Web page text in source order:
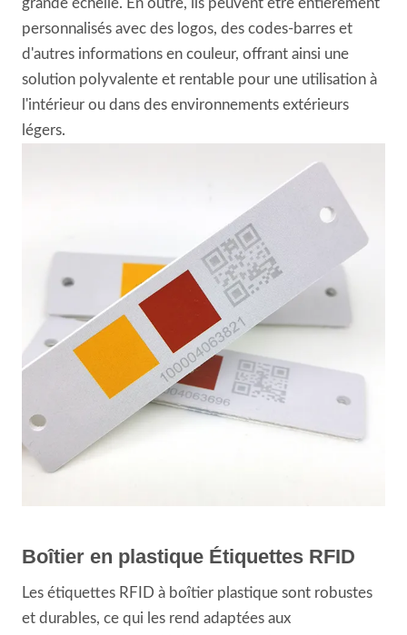
grande échelle. En outre, ils peuvent être entièrement
personnalisés avec des logos, des codes-barres et
d'autres informations en couleur, offrant ainsi une
solution polyvalente et rentable pour une utilisation à
l'intérieur ou dans des environnements extérieurs
légers.
Boîtier en plastique Étiquettes RFID
Les étiquettes RFID à boîtier plastique sont robustes
et durables, ce qui les rend adaptées aux